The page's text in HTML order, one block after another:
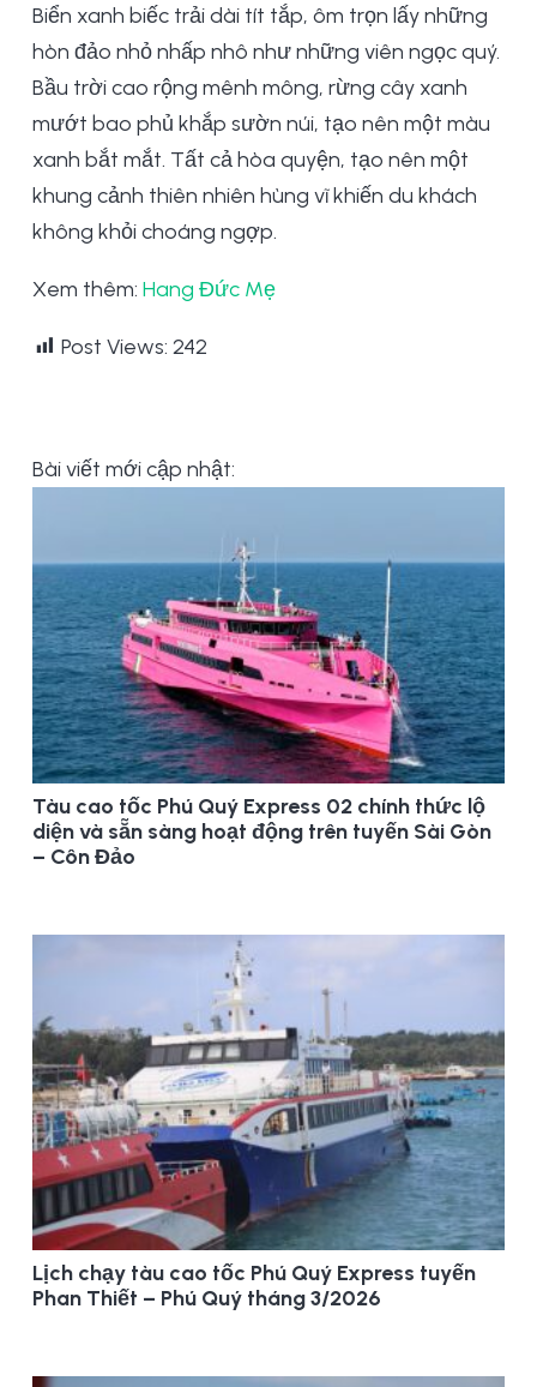
Biển xanh biếc trải dài tít tắp, ôm trọn lấy những
hòn đảo nhỏ nhấp nhô như những viên ngọc quý.
Bầu trời cao rộng mênh mông, rừng cây xanh
mướt bao phủ khắp sườn núi, tạo nên một màu
xanh bắt mắt. Tất cả hòa quyện, tạo nên một
khung cảnh thiên nhiên hùng vĩ khiến du khách
không khỏi choáng ngợp.
Xem thêm: Hang Đức Mẹ
Post Views: 242
Bài viết mới cập nhật:
Tàu cao tốc Phú Quý Express 02 chính thức lộ
diện và sẵn sàng hoạt động trên tuyến Sài Gòn
– Côn Đảo
Lịch chạy tàu cao tốc Phú Quý Express tuyến
Phan Thiết – Phú Quý tháng 3/2026